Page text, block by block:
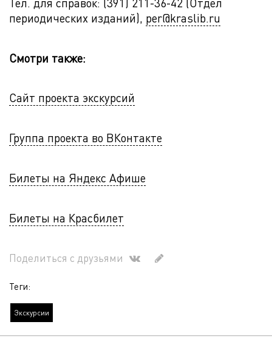
периодических изданий), per@kraslib.ru
Смотри также:
Сайт проекта экскурсий
Группа проекта во ВКонтакте
Билеты на Яндекс Афише
Билеты на Красбилет
Поделиться с друзьями
Теги:
Экскурсии